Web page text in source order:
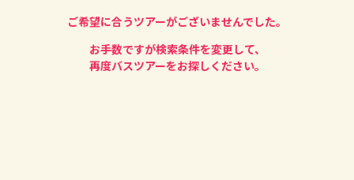
ご希望に合うツアーがございませんでした。
お手数ですが検索条件を変更して、
再度バスツアーをお探しください。